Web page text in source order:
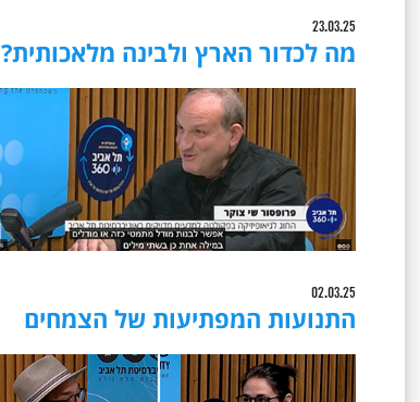
23.03.25
מה לכדור הארץ ולבינה מלאכותית?
02.03.25
התנועות המפתיעות של הצמחים